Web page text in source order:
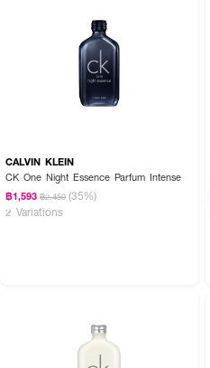
CALVIN KLEIN
CK One Night Essence Parfum Intense
฿1,593 ฿2,450 (35%)
2 Variations